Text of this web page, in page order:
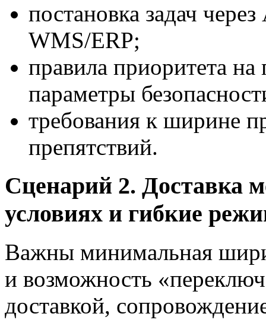
постановка задач
WMS/ERP;
правила приоритета на
параметры
требования к ширине
препятствий.
Сценарий 2. Доставка
условиях и гибкие
Важны минимальная
и возможность
доставкой,